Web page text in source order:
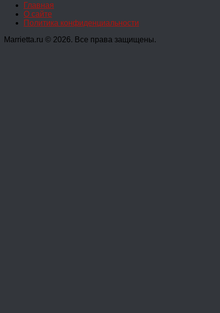
Главная
О сайте
Политика конфиденциальности
Marrietta.ru © 2026. Все права защищены.